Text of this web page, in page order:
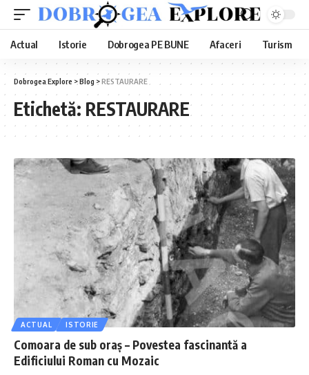
Actual Istorie Dobrogea PE BUNE Afaceri Turism
Dobrogea Explore >Blog >RESTAURARE
Etichetă: RESTAURARE
ACTUAL ISTORIE
Comoara de sub oraș – Povestea fascinantă a
Edificiului Roman cu Mozaic